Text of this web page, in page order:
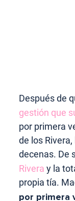
Después de
gestión que
por primera
de los
decenas. De
Rivera y la
propia tía.
por primera